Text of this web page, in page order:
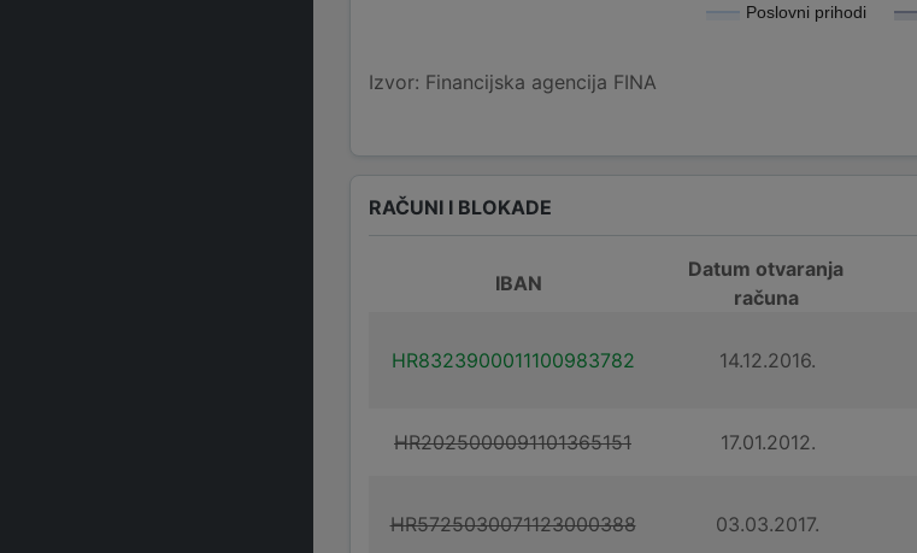
Poslovni prihodi
Izvor: Financijska agencija FINA
RAČUNI I BLOKADE
IBAN
Datum otvaranja
računa
HR8323900011100983782 14.12.2016.
HR2025000091101365151 17.01.2012.
HR5725030071123000388 03.03.2017.